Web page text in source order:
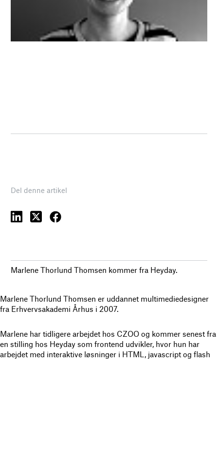
Del denne artikel
Marlene Thorlund Thomsen kommer fra Heyday.
Marlene Thorlund Thomsen er uddannet multimediedesigner
fra Erhvervsakademi Århus i 2007.
Marlene har tidligere arbejdet hos CZOO og kommer senest fra
en stilling hos Heyday som frontend udvikler, hvor hun har
arbejdet med interaktive løsninger i HTML, javascript og flash